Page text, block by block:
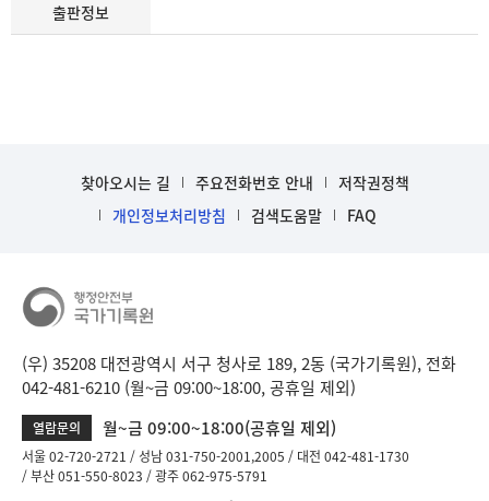
출판정보
찾아오시는 길 주요전화번호 안내
저작권정책
개인정보처리방침
검색도움말 FAQ
(우) 35208 대전광역시 서구 청사로 189, 2동 (국가기록원), 전화
042-481-6210 (월~금 09:00~18:00, 공휴일 제외)
열람문의 월~금 09:00~18:00(공휴일 제외)
서울 02-720-2721 성남 031-750-2001,2005
대전 042-481-1730
부산 051-550-8023
광주 062-975-5791